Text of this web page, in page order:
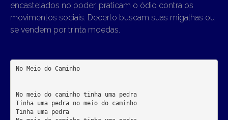
encastelados no poder, praticam o ódio contra os
movimentos sociais. Decerto buscam suas migalhas ou
se vendem por trinta moedas.
No Meio do Caminho
No meio do caminho tinha uma pedra
Tinha uma pedra no meio do caminho
Tinha uma pedra